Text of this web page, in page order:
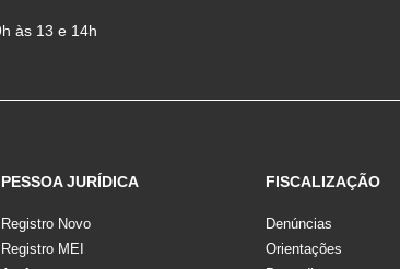
às 13 e 14h
PESSOA JURÍDICA
Registro Novo
Registro MEI
FISCALIZAÇÃO
Denúncias
Orientações